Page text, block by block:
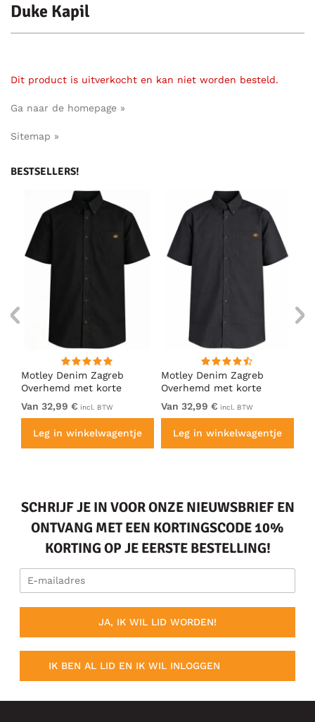
Duke Kapil
Dit product is uitverkocht en kan niet worden besteld.
Ga naar de homepage »
Sitemap »
BESTSELLERS!
Motley Denim Zagreb
Overhemd met korte
mouw Zwart
Van 32,99 € incl. BTW
Leg in winkelwagentje
Motley Denim Zagreb
Overhemd met korte
mouw Antraciet
Van 32,99 € incl. BTW
Leg in winkelwagentje
SCHRIJF JE IN VOOR ONZE NIEUWSBRIEF EN
ONTVANG MET EEN KORTINGSCODE 10%
KORTING OP JE EERSTE BESTELLING!
JA, IK WIL LID WORDEN!
IK BEN AL LID EN IK WIL INLOGGEN